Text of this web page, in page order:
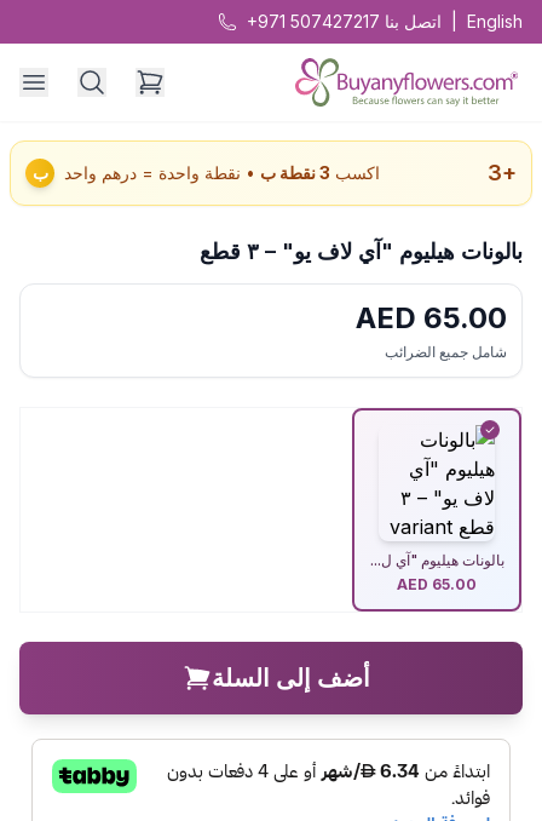
English اتصل بنا +971 507427217
+
3 اكسب 3نقطة ب • نقطة واحدة = درهم واحد ب
بالونات هيليوم "آي لاف يو" – ٣ قطع
65.00
شامل جميع الضرائب
بالونات هيليوم "آي ل...
AED 65.00
أضف إلى السلة